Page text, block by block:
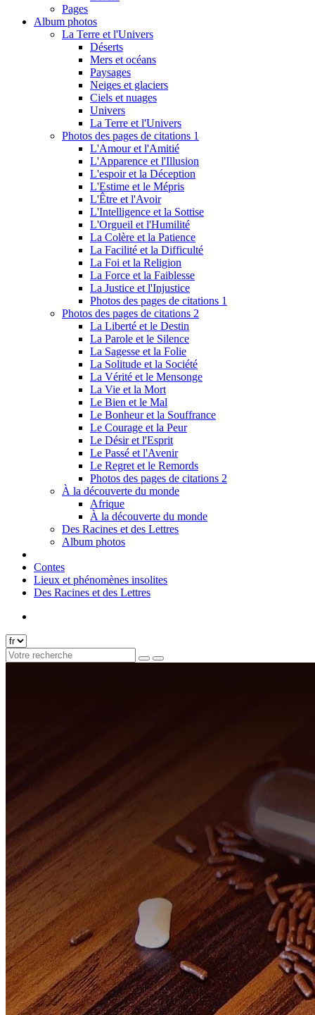
Pages
Album photos
La Terre et l'Univers
Déserts
Mers et océans
Paysages
Neiges et glaciers
Ciels et nuages
Univers
La Terre et l'Univers
Photos des pages de citations 1
L'Amour et l'Amitié
L'Apparence et l'Illusion
L'espoir et la Déception
L'Estime et le Mépris
L'Être et l'Avoir
L'Intelligence et la Sottise
L'Orgueil et l'Humilité
La Colère et la Patience
La Facilité et la Difficulté
La Foi et la Religion
La Force et la Faiblesse
La Justice et l'Injustice
Photos des pages de citations 1
Photos des pages de citations 2
La Liberté et le Destin
La Parole et le Silence
La Sagesse et la Folie
La Solitude et la Société
La Vérité et le Mensonge
La Vie et la Mort
Le Bien et le Mal
Le Bonheur et la Souffrance
Le Courage et la Peur
Le Désir et l'Esprit
Le Passé et l'Avenir
Le Regret et le Remords
Photos des pages de citations 2
À la découverte du monde
Afrique
À la découverte du monde
Des Racines et des Lettres
Album photos
Contes
Lieux et phénomènes insolites
Des Racines et des Lettres